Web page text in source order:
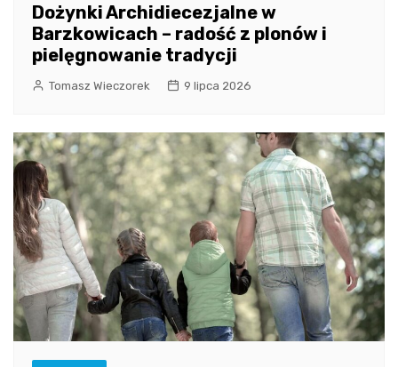
Dożynki Archidiecezjalne w
Barzkowicach – radość z plonów i
pielęgnowanie tradycji
Tomasz Wieczorek 9 lipca 2026